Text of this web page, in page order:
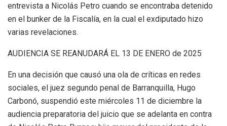
entrevista a Nicolás Petro cuando se encontraba detenido
en el bunker de la Fiscalía, en la cual el exdiputado hizo
varias revelaciones.
AUDIENCIA SE REANUDARÁ EL 13 DE ENERO de 2025
En una decisión que causó una ola de críticas en redes
sociales, el juez segundo penal de Barranquilla, Hugo
Carbonó, suspendió este miércoles 11 de diciembre la
audiencia preparatoria del juicio que se adelanta en contra